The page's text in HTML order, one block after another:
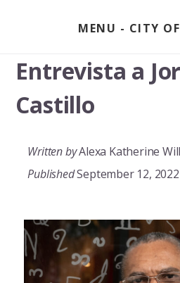
MENU
Entrevista a
Castillo
Written byAlexa Katherine
PublishedSeptember 12, 2022